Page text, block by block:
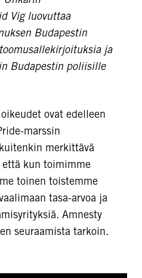
Vig luovuttaa
Budapestin
ja
Budapestin poliisille
ovat edelleen
marssin
merkittävä
että kun toimimme
toinen toistemme
tasa-arvoa ja
Amnesty
seuraamista tarkoin.